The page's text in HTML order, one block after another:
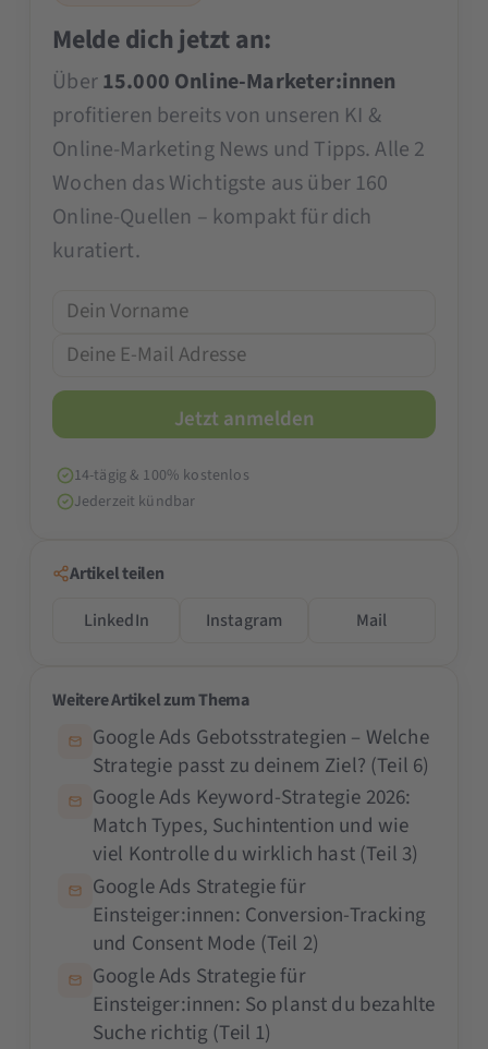
Melde dich jetzt an:
Über15.000 Online-Marketer:innen
profitieren bereits von unseren KI &
Online-Marketing News und Tipps. Alle 2
Wochen das Wichtigste aus über 160
Online-Quellen – kompakt für dich
kuratiert.
14-tägig & 100% kostenlos
Jederzeit kündbar
Artikel teilen
LinkedIn
Instagram Mail
Weitere Artikel zum Thema
Google Ads Gebotsstrategien – Welche
Strategie passt zu deinem Ziel? (Teil 6)
Google Ads Keyword-Strategie 2026:
Match Types, Suchintention und wie
viel Kontrolle du wirklich hast (Teil 3)
Google Ads Strategie für
Einsteiger:innen: Conversion-Tracking
und Consent Mode (Teil 2)
Google Ads Strategie für
Einsteiger:innen: So planst du bezahlte
Suche richtig (Teil 1)